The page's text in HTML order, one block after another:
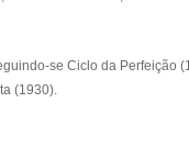
se Ciclo da Perfeição
(1930).